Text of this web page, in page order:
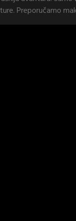
Preporučamo